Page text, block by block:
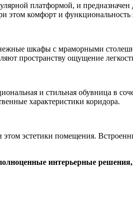
платформой, и
этом комфорт и функциональность
шкафы с мраморными
пространству ощущение
и стильная обувница в
характеристики коридора.
этом эстетики помещения.
интерьерные